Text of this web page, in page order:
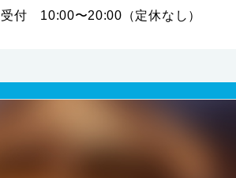
受付 10:00〜20:00（定休なし）